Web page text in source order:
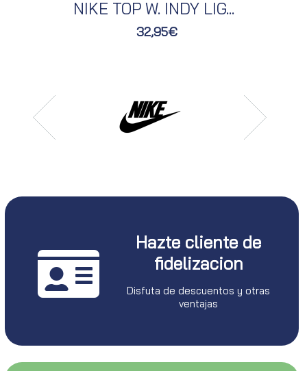
NIKE TOP W. INDY LIG...
32,95€
Hazte cliente de
fidelizacion
Disfuta de descuentos y otras
ventajas